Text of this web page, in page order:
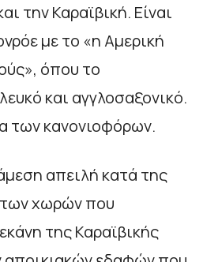
την Καραϊβική. Είναι
με το «η Αμερική
όπου το
και αγγλοσαξονικό.
των κανονιοφόρων.
απειλή κατά της
χωρών που
της Καραϊβικής